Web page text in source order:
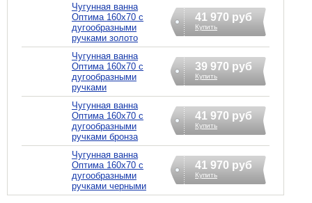
Чугунная ванна
Оптима 160х70 с
дугообразными
ручками золото
41 970 руб
Купить
Чугунная ванна
Оптима 160х70 с
дугообразными
ручками
39 970 руб
Купить
Чугунная ванна
Оптима 160х70 с
дугообразными
ручками бронза
41 970 руб
Купить
Чугунная ванна
Оптима 160х70 с
дугообразными
ручками черными
41 970 руб
Купить